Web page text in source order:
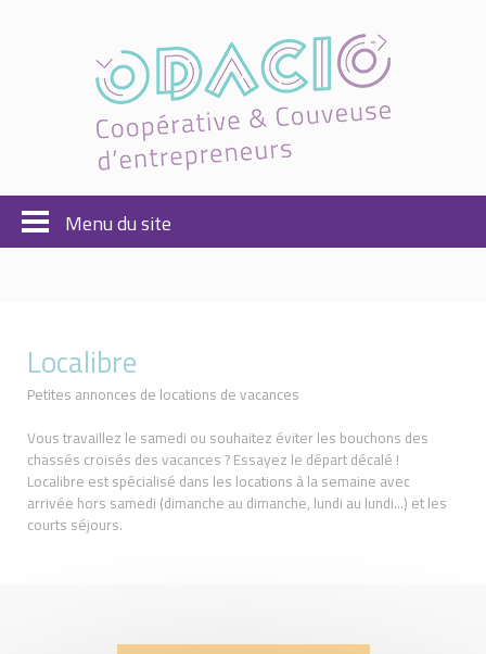
Menu du site
Localibre
Petites annonces de locations de vacances
Vous travaillez le samedi ou souhaitez éviter les bouchons des
chassés croisés des vacances ? Essayez le départ décalé !
Localibre est spécialisé dans les locations à la semaine avec
arrivée hors samedi (dimanche au dimanche, lundi au lundi…) et les
courts séjours.